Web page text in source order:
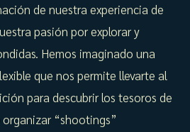
de nuestra experiencia de
pasión por explorar y
Hemos imaginado una
que nos permite llevarte al
para descubrir los tesoros de
“shootings”